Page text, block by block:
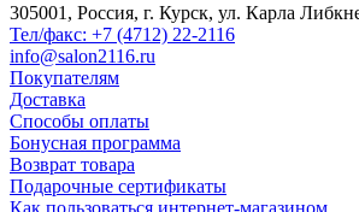
305001, Россия, г. Курск, ул. Карла
Тел/факс: +7 (4712) 22-2116
info@salon2116.ru
Покупателям
Доставка
Способы оплаты
Бонусная программа
Возврат товара
Подарочные сертификаты
Как пользоваться интернет-магазином